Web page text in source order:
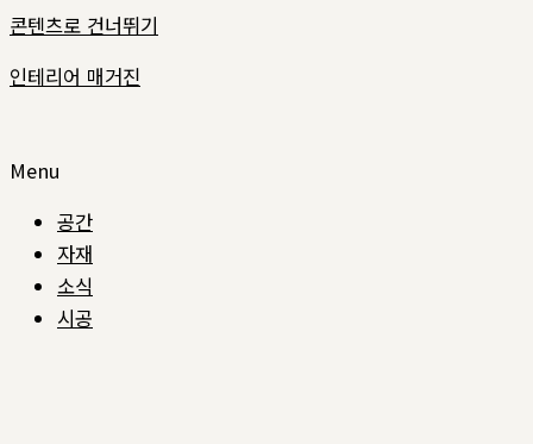
콘텐츠로 건너뛰기
인테리어 매거진
Menu
공간
자재
소식
시공